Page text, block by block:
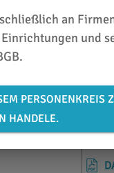
an
und
PERSONENKREIS
HANDELE.